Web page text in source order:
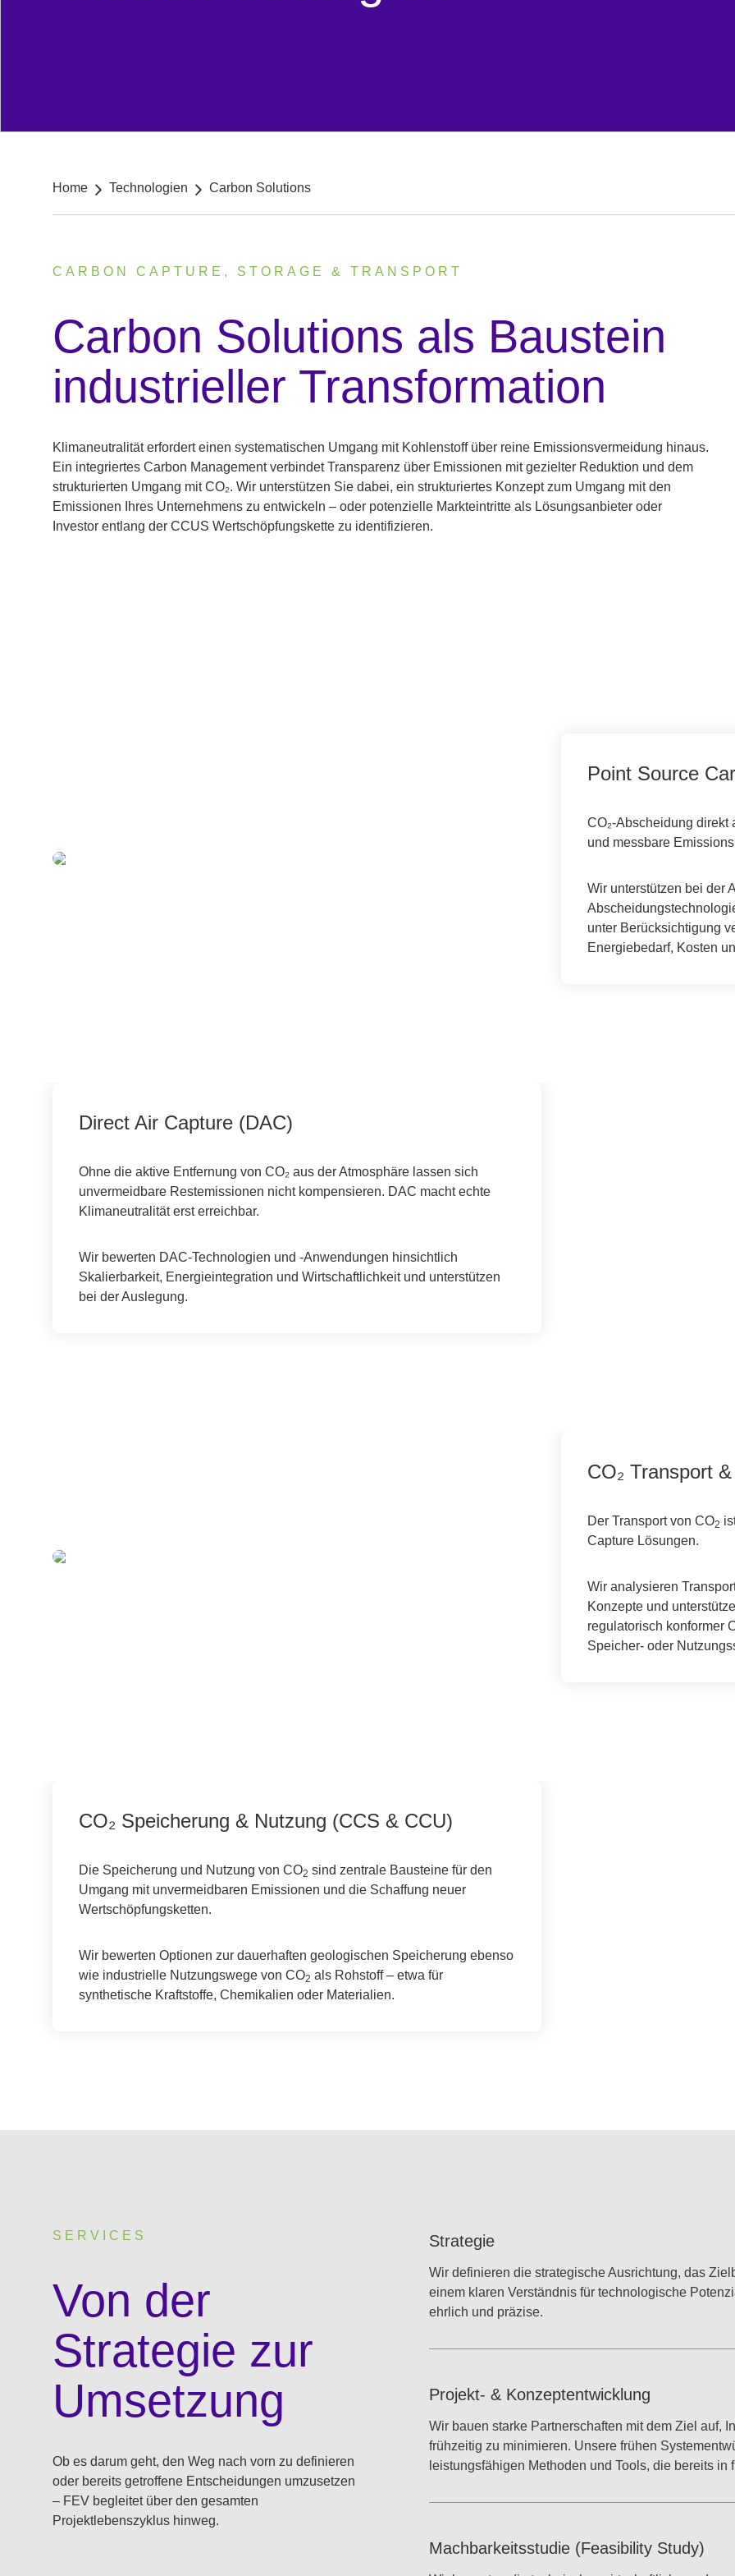
Breadcrumb navigation
Home Technologien Carbon Solutions
CARBON CAPTURE, STORAGE & TRANSPORT
:
Carbon Solutions als Baustein
industrieller Transformation
Klimaneutralität erfordert einen systematischen Umgang mit Kohlenstoff über reine Emissionsvermeidung hinaus.
Ein integriertes Carbon Management verbindet Transparenz über Emissionen mit gezielter Reduktion und dem
strukturierten Umgang mit CO₂. Wir unterstützen Sie dabei, ein strukturiertes Konzept zum Umgang mit den
Emissionen Ihres Unternehmens zu entwickeln – oder potenzielle Markteintritte als Lösungsanbieter oder
Investor entlang der CCUS Wertschöpfungskette zu identifizieren.
Point Source
CO₂-Abscheidung
und messbare
Wir unterstützen bei der
unter Berücksichtigung
Energiebedarf, Kosten
Direct Air Capture (DAC)
Ohne die aktive Entfernung von CO₂ aus der Atmosphäre lassen sich
unvermeidbare Restemissionen nicht kompensieren. DAC macht echte
Klimaneutralität erst erreichbar.
Wir bewerten DAC-Technologien und -Anwendungen hinsichtlich
Skalierbarkeit, Energieintegration und Wirtschaftlichkeit und unterstützen
bei der Auslegung.
CO₂ Transport
Der Transport von CO2
Capture Lösungen.
Wir analysieren
Konzepte und
regulatorisch konformer
Speicher- oder
CO₂ Speicherung & Nutzung (CCS & CCU)
Die Speicherung und Nutzung von CO2 sind zentrale Bausteine für den
Umgang mit unvermeidbaren Emissionen und die Schaffung neuer
Wertschöpfungsketten.
Wir bewerten Optionen zur dauerhaften geologischen Speicherung ebenso
wie industrielle Nutzungswege von CO2 als Rohstoff – etwa für
synthetische Kraftstoffe, Chemikalien oder Materialien.
SERVICES
:
Von der
Strategie zur
Umsetzung
Ob es darum geht, den Weg nach vorn zu definieren
oder bereits getroffene Entscheidungen umzusetzen
– FEV begleitet über den gesamten
Projektlebenszyklus hinweg.
Strategie
Wir definieren die strategische Ausrichtung, das
einem klaren Verständnis für technologische
ehrlich und präzise.
Projekt‑ & Konzeptentwicklung
Wir bauen starke Partnerschaften mit dem Ziel auf,
frühzeitig zu minimieren. Unsere frühen
leistungsfähigen Methoden und Tools, die bereits
Machbarkeitsstudie (Feasibility Study)